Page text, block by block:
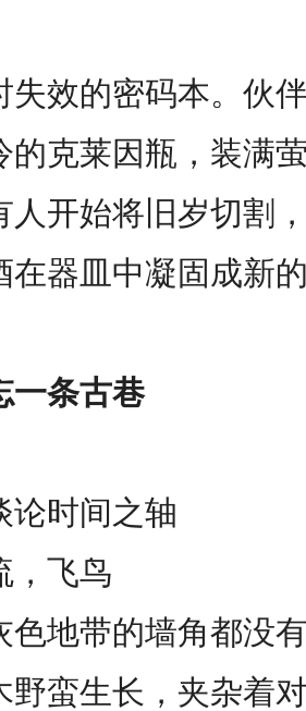
失效的密码本。伙
的克莱因瓶，装满
人开始将旧岁切割
在器皿中凝固成新
一条古巷
论时间之轴
，飞鸟
色地带的墙角都没
野蛮生长，夹杂着